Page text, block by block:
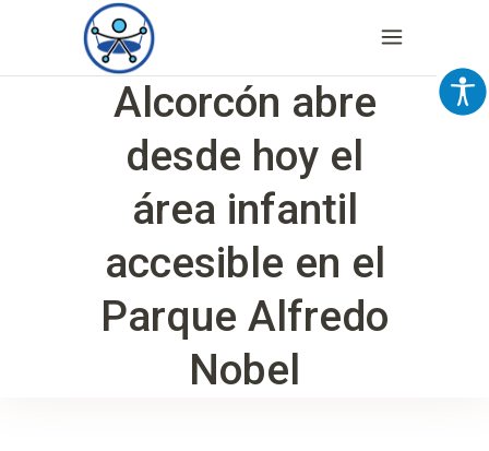
Alcorcón abre
desde hoy el
área infantil
accesible en el
Parque Alfredo
Nobel